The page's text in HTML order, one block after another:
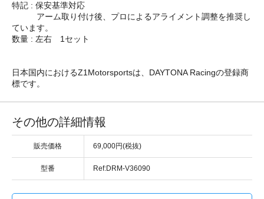
特記 : 保安基準対応
アーム取り付け後、プロによるアライメント調整を推奨し
ています。
数量 : 左右 1セット
日本国内におけるZ1Motorsportsは、DAYTONA Racingの登録商
標です。
その他の詳細情報
販売価格 69,000円(税抜)
型番 Ref:DRM-V36090